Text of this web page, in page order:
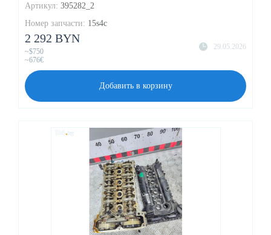
Артикул: 395282_2
Номер запчасти: 15s4c
29.05.2026
2 292 BYN
~$750
~676€
Добавить в корзину